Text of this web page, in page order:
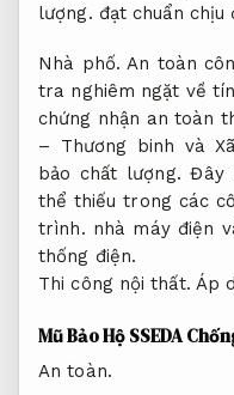
lượng. đạt chuẩn chịu
Nhà phố. An toàn
tra nghiêm ngặt về
chứng nhận an toàn
– Thương binh và
bảo chất lượng. Đây
thể thiếu trong các
trình. nhà máy điện
thống điện.
Thi công nội thất. Áp
Mũ Bảo Hộ SSEDA
An toàn.